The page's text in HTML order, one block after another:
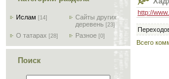
Ислам [14]
Сайты других
деревень [23]
О татарах [28] Разное [0]
Поиск
http://
Всего